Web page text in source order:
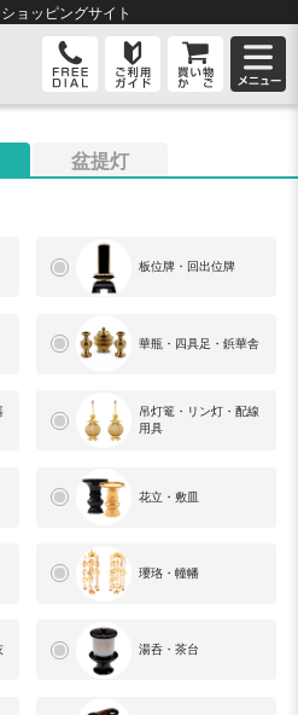
ショッピングサイト
盆提灯
板位牌・回出位牌
華瓶・四具足・鋲華舎
吊灯篭・リン灯・配線
用具
花立・敷皿
瓔珞・幢幡
湯呑・茶台